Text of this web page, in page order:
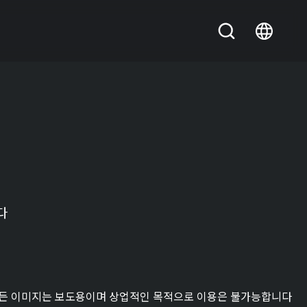
이미지는 보도용이며 상업적인 목적으로 이용은 불가능합니다